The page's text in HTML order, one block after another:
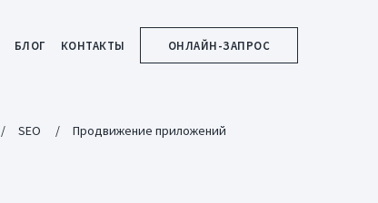
БЛОГ КОНТАКТЫ ОНЛАЙН-ЗАПРОС
SEO Продвижение приложений